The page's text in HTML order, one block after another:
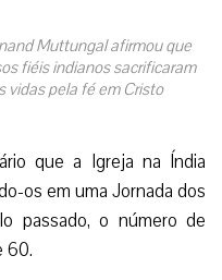
Muttungal afirmou que
fiéis indianos sacrificaram
vidas pela fé em Cristo
que a Igreja na Índia
os em uma Jornada dos
passado, o número de
60.